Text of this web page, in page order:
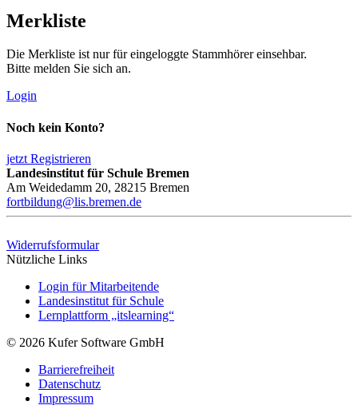
Merkliste
Die Merkliste ist nur für eingeloggte Stammhörer einsehbar.
Bitte melden Sie sich an.
Login
Noch kein Konto?
jetzt Registrieren
Landesinstitut für Schule Bremen
Am Weidedamm 20, 28215 Bremen
fortbildung@lis.bremen.de
Widerrufsformular
Nützliche Links
Login für Mitarbeitende
Landesinstitut für Schule
Lernplattform „itslearning“
© 2026 Kufer Software GmbH
Barrierefreiheit
Datenschutz
Impressum